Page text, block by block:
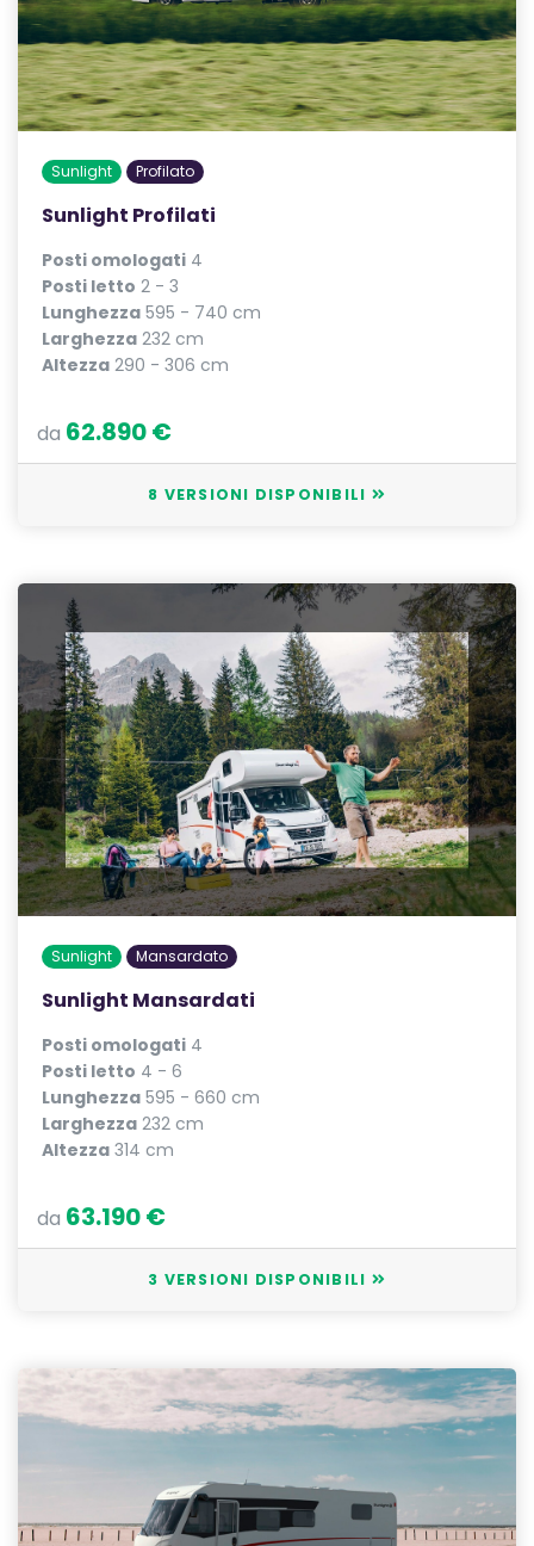
Sunlight Profilato
Sunlight Profilati
Posti omologati 4
Posti letto 2 - 3
Lunghezza 595 - 740 cm
Larghezza 232 cm
Altezza 290 - 306 cm
da 62.890 €
8 VERSIONI DISPONIBILI
Sunlight Mansardato
Sunlight Mansardati
Posti omologati 4
Posti letto 4 - 6
Lunghezza 595 - 660 cm
Larghezza 232 cm
Altezza 314 cm
da 63.190 €
3 VERSIONI DISPONIBILI